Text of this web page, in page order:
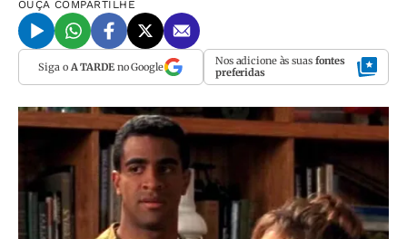
OUÇA COMPARTILHE
Siga o A TARDEno Google Nos adicione às suas fontes
preferidas